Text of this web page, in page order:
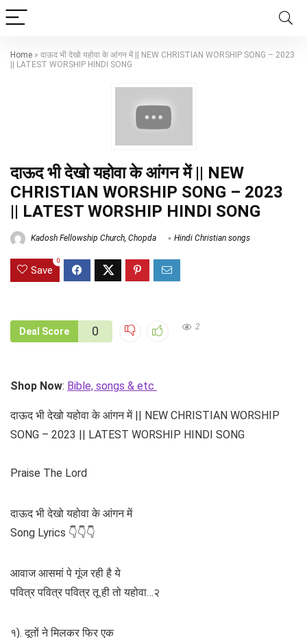
Home » दाऊद भी देखो यहोवा के आंगन में || NEW CHRISTIAN WORSHIP SONG – 2023
|| LATEST WORSHIP HINDI SONG
दाऊद भी देखो यहोवा के आंगन में || NEW
CHRISTIAN WORSHIP SONG – 2023
|| LATEST WORSHIP HINDI SONG
Kadosh Fellowship Church, Chopda Hindi Christian songs
Save
0
Deal Score 0 2
Shop Now: Bible, songs & etc
दाऊद भी देखो यहोवा के आंगन में || NEW CHRISTIAN WORSHIP
SONG – 2023 || LATEST WORSHIP HINDI SONG
Praise The Lord
दाऊद भी देखो यहोवा के आंगन में
Song Lyrics 👇👇👇
आवाज आसमां पे गूंज रही है ये
पवित्र पवित्र पवित्र तू ही तो यहोवा…२
१). दूतों ने मिलकर फिर एक